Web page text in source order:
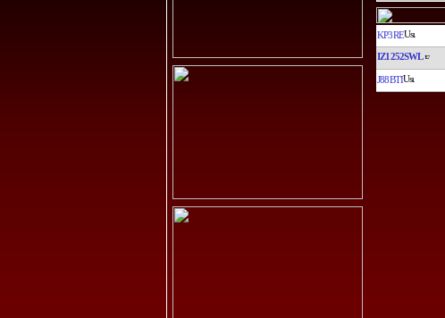
KP3RE
IZ1252SWL
J88BTI